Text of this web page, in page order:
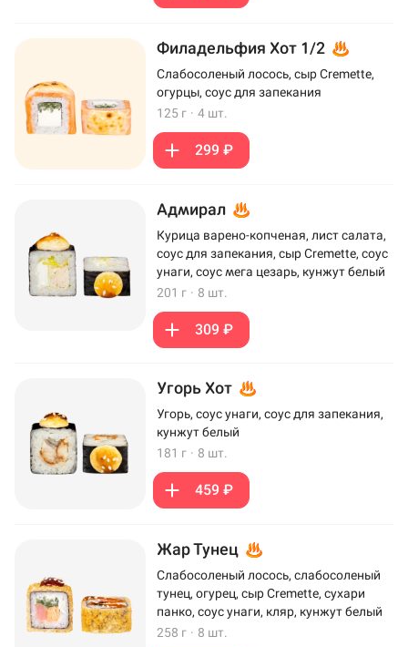
Филадельфия Хот 1/2
Слабосоленый лосось, сыр Cremette,
огурцы, соус для запекания
125 г · 4 шт.
299 ₽
Адмирал
Курица варено-копченая, лист салата,
соус для запекания, сыр Cremette, соус
унаги, соус мега цезарь, кунжут белый
201 г · 8 шт.
309 ₽
Угорь Хот
Угорь, соус унаги, соус для запекания,
кунжут белый
181 г · 8 шт.
459 ₽
Жар Тунец
Слабосоленый лосось, слабосоленый
тунец, огурец, сыр Cremette, сухари
панко, соус унаги, кляр, кунжут белый
258 г · 8 шт.